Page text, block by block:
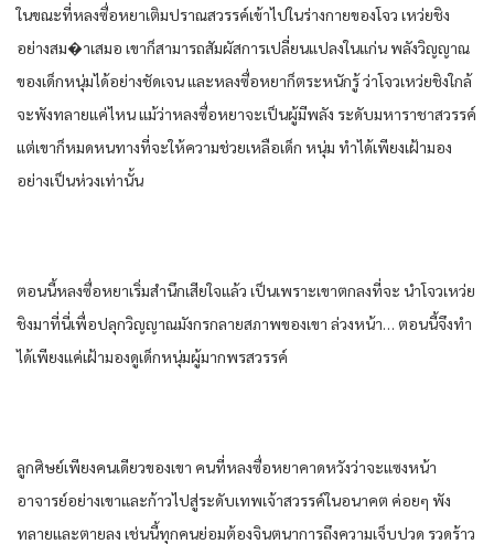
ในขณะที่หลงซื่อหยาเติมปราณสวรรค์เข้าไปในร่างกายของโจว เหว่ยชิง
อย่างสม�าเสมอ เขาก็สามารถสัมผัสการเปลี่ยนแปลงในแก่น พลังวิญญาณ
ของเด็กหนุ่มได้อย่างชัดเจน และหลงซื่อหยาก็ตระหนักรู้ ว่าโจวเหว่ยชิงใกล้
จะพังทลายแค่ไหน แม้ว่าหลงซื่อหยาจะเป็นผู้มีพลัง ระดับมหาราชาสวรรค์
แต่เขาก็หมดหนทางที่จะให้ความช่วยเหลือเด็ก หนุ่ม ทําได้เพียงเฝ้ามอง
อย่างเป็นห่วงเท่านั้น
ตอนนี้หลงซื่อหยาเริ่มสํานึกเสียใจแล้ว เป็นเพราะเขาตกลงที่จะ นําโจวเหว่ย
ชิงมาที่นี่เพื่อปลุกวิญญาณมังกรกลายสภาพของเขา ล่วงหน้า… ตอนนี้จึงทํา
ได้เพียงแค่เฝ้ามองดูเด็กหนุ่มผู้มากพรสวรรค์
ลูกศิษย์เพียงคนเดียวของเขา คนที่หลงซื่อหยาคาดหวังว่าจะแซงหน้า
อาจารย์อย่างเขาและก้าวไปสู่ระดับเทพเจ้าสวรรค์ในอนาคต ค่อยๆ พัง
ทลายและตายลง เช่นนี้ทุกคนย่อมต้องจินตนาการถึงความเจ็บปวด รวดร้าว